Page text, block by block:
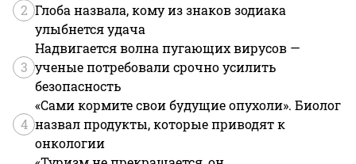
2 Глоба назвала, кому из знаков зодиака
улыбнется удача
3
Надвигается волна пугающих вирусов —
ученые потребовали срочно усилить
безопасность
4
«Сами кормите свои будущие опухоли». Биолог
назвал продукты, которые приводят к
онкологии